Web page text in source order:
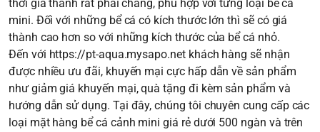
thời giá thành rất phải chăng, phù hợp với từng loại bể cá
mini. Đối với những bể cá có kích thước lớn thì sẽ có giá
thành cao hơn so với những kích thước của bể cá nhỏ.
Đến với https://pt-aqua.mysapo.netkhách hàng sẽ nhận
được nhiều ưu đãi, khuyến mại cực hấp dẫn về sản phẩm
như giảm giá khuyến mại, quà tặng đi kèm sản phẩm và
hướng dẫn sử dụng. Tại đây, chúng tôi chuyên cung cấp các
loại mặt hàng bể cá cảnh mini giá rẻ dưới 500 ngàn và trên